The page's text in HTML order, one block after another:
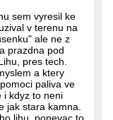
sem vyresil ke
v terenu na
ale ne z
prazdna pod
pres tech.
a ktery
paliva ve
i kdyz to neni
jak stara kamna.